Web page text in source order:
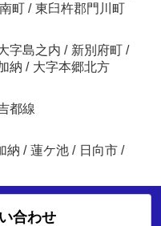
町 / 東臼杵郡門川町
字島之内 / 新別府町 /
納 / 大字本郷北方
都線
納 / 蓮ケ池 / 日向市 /
合わせ